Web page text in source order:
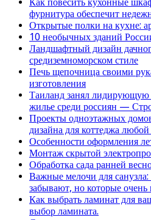
фурнитура обеспечит
Открытые полки на кухне:
10 необычных зданий
Ландшафтный дизайн
средиземноморском стиле
Печь щепочница своими
изготовления
Таиланд занял
жилье среди россиян —
Проекты одноэтажных
дизайна для коттеджа
Особенности оформления
Монтаж скрытой
Обработка сада ранней
Важные мелочи для
забывают, но которые
Как выбрать ламинат для
выбор ламината.